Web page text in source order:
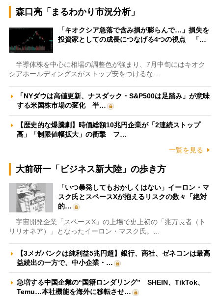
森口亮「まるわかり市況分析」
「キオクシア急落で含み損が膨らんで…」損失を
投資家としての成長につなげる4つの視点 「…
半導体株を中心に相場の調整色が強まり、7月中旬にはキオク
シアホールディングスがストップ安をつけるな…
「NYダウは高値更新、ナスダック・S&P500は足踏み」が意味
する米国株市場の変化 半…
【歴史的な爆騰劇】時価総額10兆円企業が「2連続ストップ
高」「制限値幅拡大」の衝撃 フ…
一覧を見る
大前研一「ビジネス新大陸」の歩き方
「いつ暴発してもおかしくはない」イーロン・マ
スク氏とスペースXが抱えるリスクの数々「絶対
的…
宇宙開発企業「スペースX」の上場で史上初の「兆万長者（ト
リリオネア）」となったイーロン・マスク氏。…
【3メガバンクは純利益5兆円超】銀行、商社、ゼネコンは最高
益続出の一方で、中小企業・…
急増する中国企業の“国籍ロンダリング” SHEIN、TikTok、
Temu…本社機能を海外に移転させ…